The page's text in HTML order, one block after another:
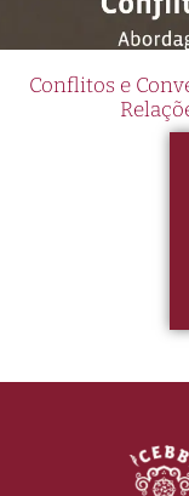
Conflitos e